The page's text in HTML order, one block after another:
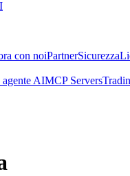
con noiPartnerSicurezza
AIMCP Servers